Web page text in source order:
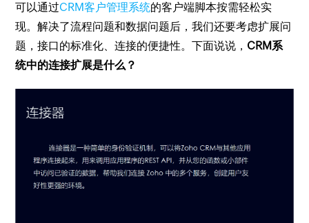
可以通过CRM客户管理系统的客户端脚本按需轻松实
现。解决了流程问题和数据问题后，我们还要考虑扩展问
题，接口的标准化、连接的便捷性。下面说说， CRM系
统中的连接扩展是什么？